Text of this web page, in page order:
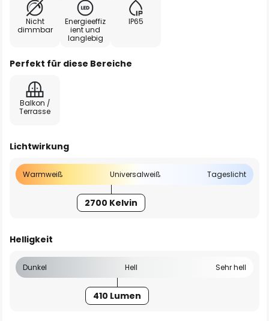
Nicht
dimmbar
Energieeffiz
ient und
langlebig
IP65
Perfekt für diese Bereiche
Balkon /
Terrasse
Lichtwirkung
Warmweiß Universalweiß Tageslicht
2700 Kelvin
Helligkeit
Dunkel Hell Sehr hell
410 Lumen